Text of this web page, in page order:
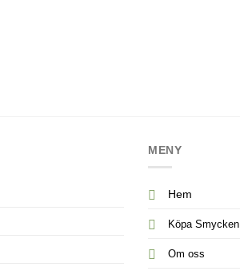
MENY
Hem
Köpa Smycken
Om oss